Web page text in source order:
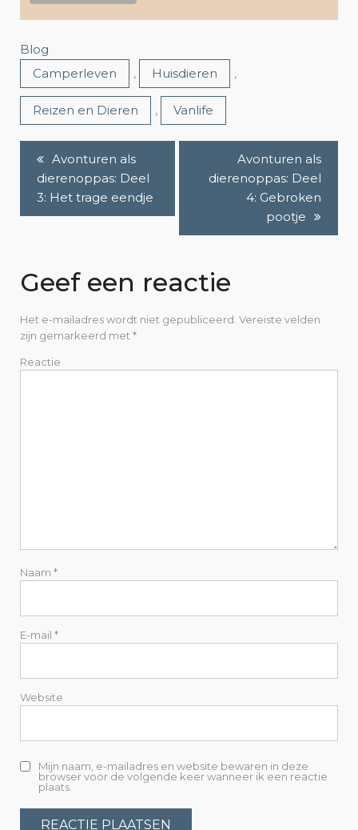
Blog
Camperleven
, Huisdieren ,
Reizen en Dieren , Vanlife
B
c
h
t
a
t
e
Avonturen als
dierenoppas: Deel
3: Het trage eendje
Avonturen als
dierenoppas: Deel
4: Gebroken
pootje
Geef een reactie
Het e-mailadres wordt niet gepubliceerd. Vereiste velden
zijn gemarkeerd met *
Reactie
Naam *
E-mail *
Website
Mijn naam, e-mailadres en website bewaren in deze
browser voor de volgende keer wanneer ik een reactie
plaats.